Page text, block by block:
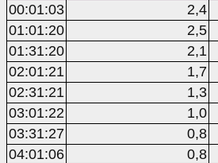
00:01:03
2,4
01:01:20
2,5
01:31:20
2,1
02:01:21
1,7
02:31:21
1,3
03:01:22
1,0
03:31:27
0,8
04:01:06
0,8